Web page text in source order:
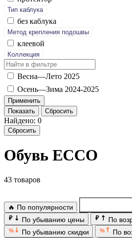
Тип каблука
без каб­лу­ка
Метод крепления подошвы
кле­евой
Коллекция
Вес­на—Ле­то 2025
Осень—Зи­ма 2024-2025
Показать Сбросить
Найдено: 0
Сбросить
Обувь ECCO
43 товаров
🔥 По популярности
₽ По убыванию цены ₽ По
% По убыванию скидки %
По